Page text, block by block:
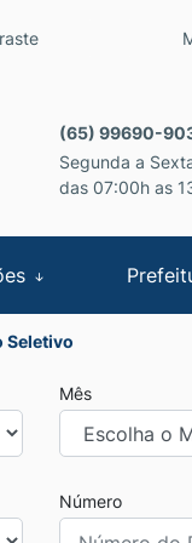
de
(65) 99690-
Segunda a
das 07:00h as
Seletivo
Mês
Número